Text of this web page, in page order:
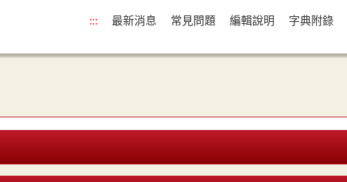
::: 最新消息 常見問題 編輯說明 字典附錄